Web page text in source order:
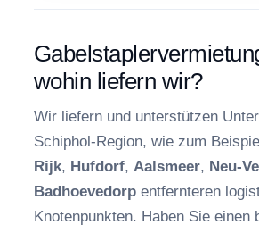
wohin liefern wir?
Wir liefern und unterstützen
Schiphol-Region, wie zum
Rijk, Hufdorf, Aalsmeer, Neu-
Badhoevedorp entfernteren
Knotenpunkten. Haben Sie einen